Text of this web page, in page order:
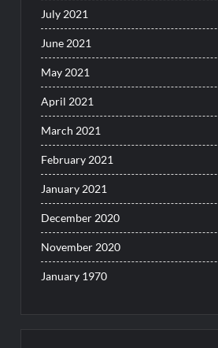
July 2021
June 2021
May 2021
April 2021
March 2021
February 2021
January 2021
December 2020
November 2020
January 1970